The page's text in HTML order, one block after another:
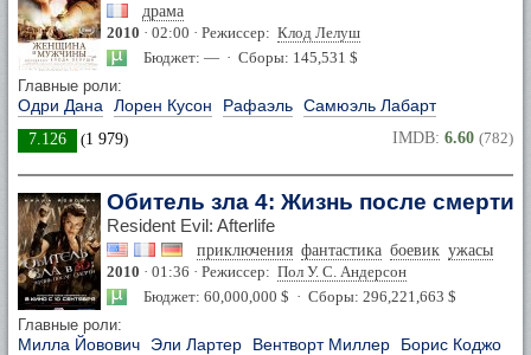
драма
2010 · 02:00 · Режиссер: Клод Лелуш
Бюджет: — · Сборы: 145,531 $
Главные роли:
Одри Дана Лорен Кусон Рафаэль Самюэль Лабарт
7.126 (1 979) IMDB: 6.60 (782)
Обитель зла 4: Жизнь после смерти
Resident Evil: Afterlife
приключения фантастика боевик ужасы
2010 · 01:36 · Режиссер: Пол У. С. Андерсон
Бюджет: 60,000,000 $ · Сборы: 296,221,663 $
Главные роли:
Милла Йовович Эли Лартер Вентворт Миллер Борис Коджо